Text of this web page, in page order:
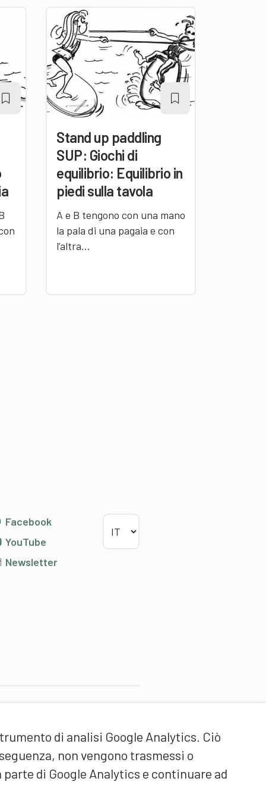
di analisi Google Analytics. Ciò
non vengono trasmessi o
di Google Analytics e continuare ad
Stand up paddling
SUP: Giochi di
equilibrio: Equilibrio in
piedi sulla tavola
A e B tengono con una mano
la pala di una pagaia e con
l’altra…
Facebook
YouTube
Newsletter
universitaria federale
Sport Macolin SUFSM
FR)